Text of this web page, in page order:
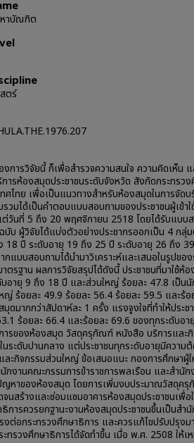
าบัณฑิต
ตร์
การวิจัยนี้ ก็เพื่อสำรวจความสนใจ ความคิดเห็น
ารห้องสมุดประชาชนระดับจังหวัด สังกัดกระทรวง
ศไทย เพื่อเป็นแนวทางสำหรับห้องสมุดในการจัดบ
วมได้เป็นคำตอบแบบสอบถามของประชาชนผู้เข้าใ
วันที่ 5 ถึง 20 พฤศจิกายน 2518 โดยได้รับแบบ
บ ผู้วิจัยได้แบ่งตัวอย่างประชากรออกเป็น 4 กลุ่
18 ปี ระดับอายุ 19 ถึง 25 ปี ระดับอายุ 26 ถึง
กแบบสอบถามได้นำมาวิเคราะห์และเสนอในรูปขอ
ตรฐาน ผลการวิจัยสรุปได้ดังนี้ ประชาชนที่มาใช้ห้
บอายุ 9 ถึง 18 ปี และส่วนใหญ่ ร้อยละ 47.8 เป็น
ญ่ ร้อยละ 49.9 ร้อยละ 56.4 ร้อยละ 59.5 และร้
มุดมากกว่าสัปดาห์ละ 1 ครั้ง แรงจูงใจที่ทำให้ประ
ร้อยละ 66.4 และร้อยละ 69.6 ของทุกระดับอา
การของห้องสมุด วัสดุครุภัณฑ์ หนังสือ บริการและ
นระดับปานกลาง แต่ประชาชนทุกระดับอายุมีความ
ละกิจกรรมส่วนใหญ่ ข้อเสนอแนะ กองการศึกษาผู้
กงานคณะกรรมการข้าราชการพลเรือน และสำนั
หาของห้องสมุด โดยการเพิ่มงบประมาณวัสดุค
นสร้างและซ่อมแซมอาคารห้องสมุดประชาชนเพื่อ
การควรยกฐานะงานห้องสมุดประชาชนขึ้นเป็นสำ
งต่อกระทรวงศึกษาธิการ และควรแก้ไขปรับปรุง
ะทรวงศึกษาธิการได้จัดทำขึ้น เมื่อ พ.ศ. 2508 ให้เ